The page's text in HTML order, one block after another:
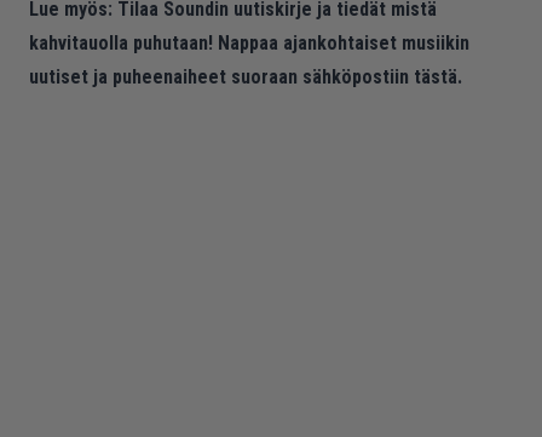
Lue myös: Tilaa Soundin uutiskirje ja tiedät mistä
kahvitauolla puhutaan! Nappaa ajankohtaiset musiikin
uutiset ja puheenaiheet suoraan sähköpostiin tästä.